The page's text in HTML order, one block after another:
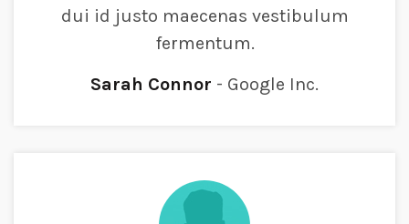
dui id justo maecenas vestibulum
fermentum.
Sarah Connor
Google Inc.